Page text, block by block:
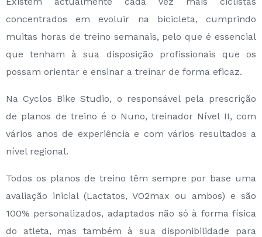
concentrados em evoluir na bicicleta, cumprindo
muitas horas de treino semanais, pelo que é essencial
que tenham à sua disposição profissionais que os
possam orientar e ensinar a treinar de forma eficaz.
Na Cyclos Bike Studio, o responsável pela prescrição
de planos de treino é o Nuno, treinador Nível II, com
vários anos de experiência e com vários resultados a
nível regional.
Todos os planos de treino têm sempre por base uma
avaliação inicial (Lactatos, VO2max ou ambos) e são
100% personalizados, adaptados não só à forma física
do atleta, mas também à sua disponibilidade para